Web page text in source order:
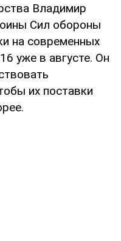
Владимир
Сил обороны
на современных
уже в августе. Он
их поставки